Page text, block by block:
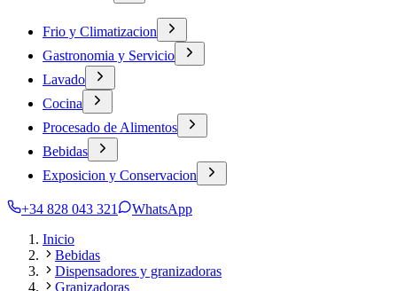
Frio y Climatizacion
Gastronomia y Servicio
Lavado
Cocina
Procesado de Alimentos
Bebidas
Exposicion y Conservacion
+34 828 043 321
WhatsApp
Inicio
Bebidas
Dispensadores y granizadoras
Granizadoras